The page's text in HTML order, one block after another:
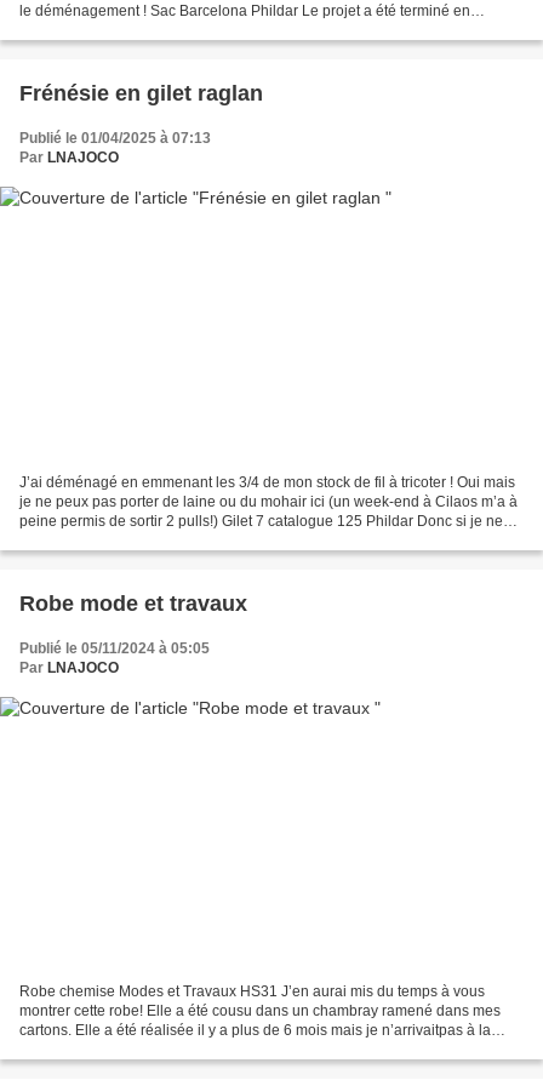
le déménagement ! Sac Barcelona Phildar Le projet a été terminé en
Frénésie en gilet raglan
Publié le 01/04/2025 à 07:13
Par LNAJOCO
J’ai déménagé en emmenant les 3/4 de mon stock de fil à tricoter ! Oui mais
je ne peux pas porter de laine ou du mohair ici (un week-end à Cilaos m’a à
peine permis de sortir 2 pulls!) Gilet 7 catalogue 125 Phildar Donc si je ne
Robe mode et travaux
Publié le 05/11/2024 à 05:05
Par LNAJOCO
Robe chemise Modes et Travaux HS31 J’en aurai mis du temps à vous
montrer cette robe! Elle a été cousu dans un chambray ramené dans mes
cartons. Elle a été réalisée il y a plus de 6 mois mais je n’arrivaitpas à la